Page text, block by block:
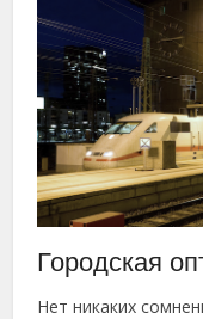
Городская
Нет никаких